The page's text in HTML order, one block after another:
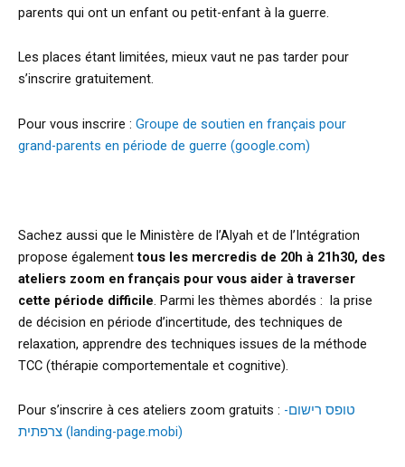
parents qui ont un enfant ou petit-enfant à la guerre.
Les places étant limitées, mieux vaut ne pas tarder pour
s’inscrire gratuitement.
Pour vous inscrire : Groupe de soutien en français pour
grand-parents en période de guerre (google.com)
Sachez aussi que le Ministère de l’Alyah et de l’Intégration
propose égalementtous les mercredis de 20h à 21h30, des
ateliers zoom en français pour vous aider à traverser
cette période difficile. Parmi les thèmes abordés : la prise
de décision en période d’incertitude, des techniques de
relaxation, apprendre des techniques issues de la méthode
TCC (thérapie comportementale et cognitive).
Pour s’inscrire à ces ateliers zoom gratuits : טופס רישום-
צרפתית (landing-page.mobi)